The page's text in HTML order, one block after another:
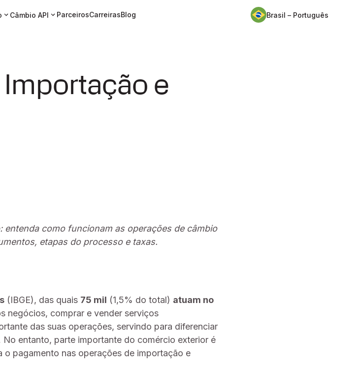
Câmbio API ParceirosCarreirasBlog Brasil – Português
e
entenda como funcionam as operações de câmbio
etapas do processo e taxas.
(IBGE), das quais 75 mil (1,5% do total) atuam no
negócios, comprar e vender serviços
das suas operações, servindo para diferenciar
entanto, parte importante do comércio exterior é
pagamento nas operações de importação e